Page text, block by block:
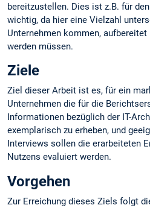
bereitzustellen. Dies ist z.B. für
wichtig, da hier eine Vielzahl
Unternehmen kommen,
werden müssen.
Ziele
Ziel dieser Arbeit ist es, für ein
Unternehmen die für die
Informationen bezüglich der IT-
exemplarisch zu erheben, und
Interviews sollen die erarbeiteten
Nutzens evaluiert werden.
Vorgehen
Zur Erreichung dieses Ziels folgt